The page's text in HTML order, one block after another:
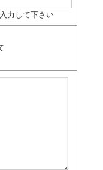
力して下さい